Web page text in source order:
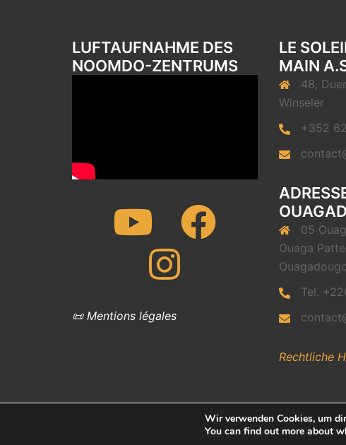
LUFTAUFNAHME DES
NOOMDO-ZENTRUMS
Youtube
📜 Mentions légales
LE
MAIN
48,
Winseler
+352
05
Ouaga
Tel.
Rechtliche
Wir verwenden Cookies, um
You can find out more about